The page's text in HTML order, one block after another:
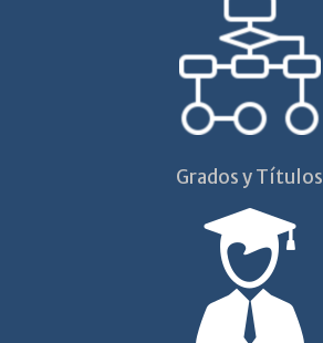
Grados y Títulos